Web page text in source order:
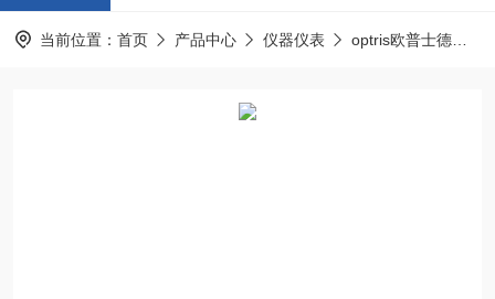
当前位置： 首页 产品中心 仪器仪表 optris欧普士德国